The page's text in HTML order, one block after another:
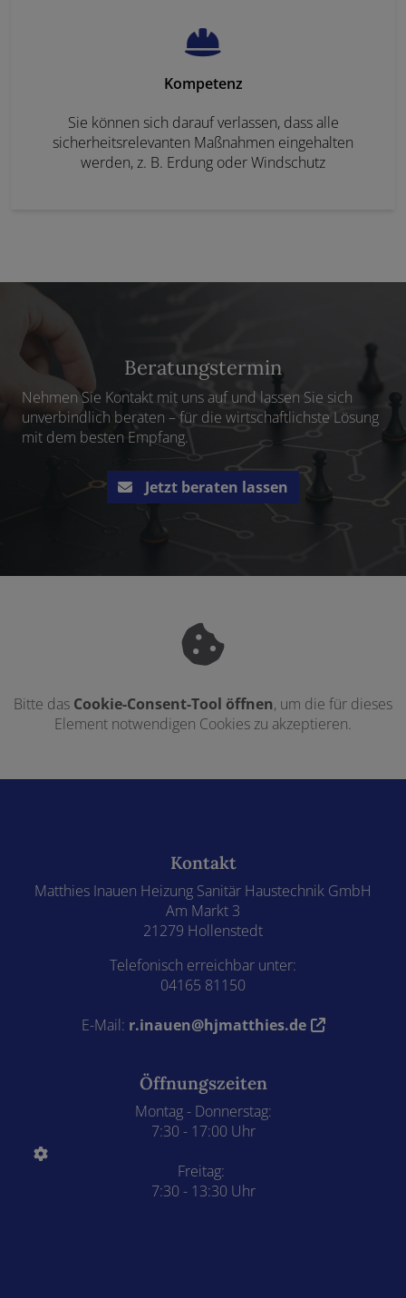
Kompetenz
Sie können sich darauf verlassen, dass alle
sicherheitsrelevanten Maßnahmen eingehalten
werden, z. B. Erdung oder Windschutz
Beratungstermin
Nehmen Sie Kontakt mit uns auf und lassen Sie sich
unverbindlich beraten – für die wirtschaftlichste Lösung
mit dem besten Empfang.
Jetzt beraten lassen
Bitte das Cookie-Consent-Tool öffnen, um die für dieses
Element notwendigen Cookies zu akzeptieren.
Kontakt
Matthies Inauen Heizung Sanitär Haustechnik GmbH
Am Markt 3
21279 Hollenstedt
Telefonisch erreichbar unter:
04165 81150
E-Mail: r.inauen@hjmatthies.de
Öffnungszeiten
Montag - Donnerstag:
7:30 - 17:00 Uhr
Freitag:
7:30 - 13:30 Uhr